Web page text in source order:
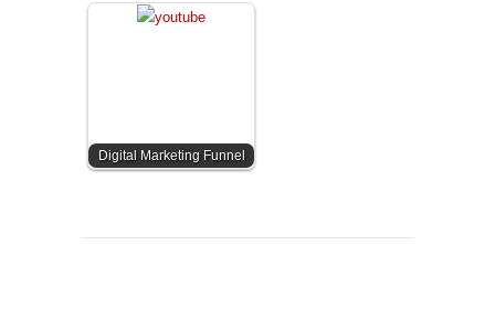
Digital Marketing Funnel